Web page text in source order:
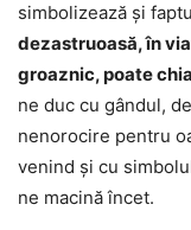
simbolizează și
dezastruoasă, în
groaznic, poate
ne duc cu gândul,
nenorocire pentru
venind și cu
ne macină încet.